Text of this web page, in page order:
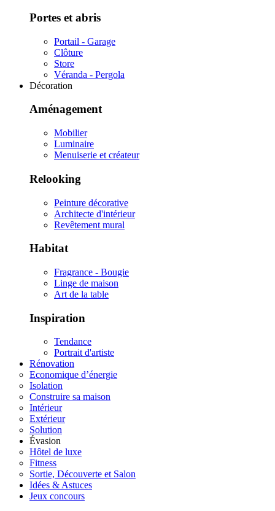
Portes et abris
Portail - Garage
Clôture
Store
Véranda - Pergola
Décoration
Aménagement
Mobilier
Luminaire
Menuiserie et créateur
Relooking
Peinture décorative
Architecte d'intérieur
Revêtement mural
Habitat
Fragrance - Bougie
Linge de maison
Art de la table
Inspiration
Tendance
Portrait d'artiste
Rénovation
Economique d’énergie
Isolation
Construire sa maison
Intérieur
Extérieur
Solution
Évasion
Hôtel de luxe
Fitness
Sortie, Découverte et Salon
Idées & Astuces
Jeux concours